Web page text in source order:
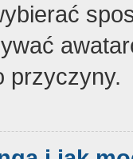
przyczyny.